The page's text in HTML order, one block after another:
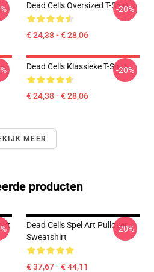
Dead Cells Oversized T-Shirt
€ 24,38 - € 28,06
-20%
Dead Cells Klassieke T-Shirt
€ 24,38 - € 28,06
-20%
MEER
producten
Dead Cells Spel Art Pullover
Sweatshirt
€ 37,67 - € 44,11
-20%